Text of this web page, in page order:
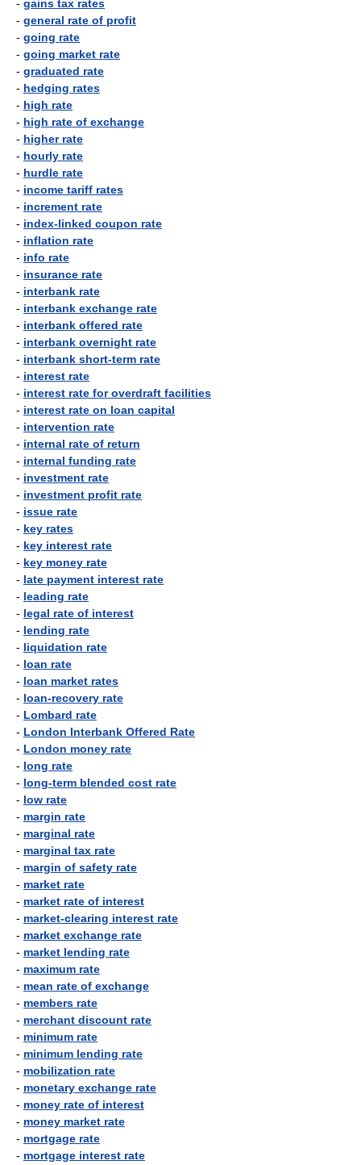
- gains tax rates
- general rate of profit
- going rate
- going market rate
- graduated rate
- hedging rates
- high rate
- high rate of exchange
- higher rate
- hourly rate
- hurdle rate
- income tariff rates
- increment rate
- index-linked coupon rate
- inflation rate
- info rate
- insurance rate
- interbank rate
- interbank exchange rate
- interbank offered rate
- interbank overnight rate
- interbank short-term rate
- interest rate
- interest rate for overdraft facilities
- interest rate on loan capital
- intervention rate
- internal rate of return
- internal funding rate
- investment rate
- investment profit rate
- issue rate
- key rates
- key interest rate
- key money rate
- late payment interest rate
- leading rate
- legal rate of interest
- lending rate
- liquidation rate
- loan rate
- loan market rates
- loan-recovery rate
- Lombard rate
- London Interbank Offered Rate
- London money rate
- long rate
- long-term blended cost rate
- low rate
- margin rate
- marginal rate
- marginal tax rate
- margin of safety rate
- market rate
- market rate of interest
- market-clearing interest rate
- market exchange rate
- market lending rate
- maximum rate
- mean rate of exchange
- members rate
- merchant discount rate
- minimum rate
- minimum lending rate
- mobilization rate
- monetary exchange rate
- money rate of interest
- money market rate
- mortgage rate
- mortgage interest rate